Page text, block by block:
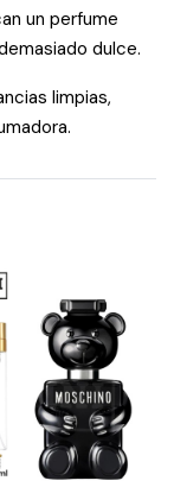
un perfume
dulce.
limpias,